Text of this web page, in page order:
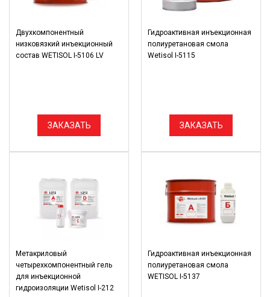
Двухкомпонентный
низковязкий инъекционный
состав WETISOL I-5106 LV
ЗАКАЗАТЬ
Гидроактивная инъекционная
полиуретановая смола
Wetisol I-5115
ЗАКАЗАТЬ
Метакриловый
четырехкомпонентный гель
для инъекционной
гидроизоляции Wetisol I-212
Гидроактивная инъекционная
полиуретановая смола
WETISOL I-5137